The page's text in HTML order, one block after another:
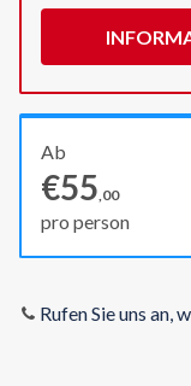
Ab
€55,00
pro person
Rufen Sie uns an,